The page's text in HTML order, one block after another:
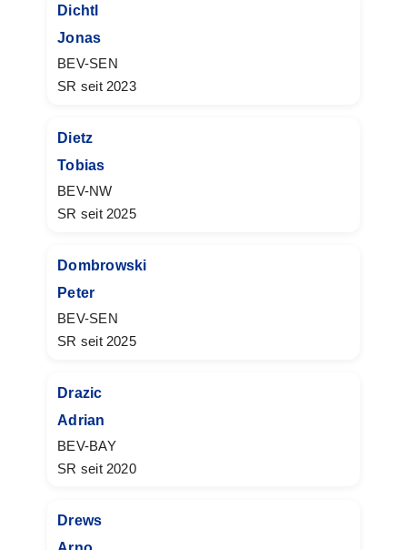
Dichtl
Jonas
BEV-SEN
SR seit 2023
Dietz
Tobias
BEV-NW
SR seit 2025
Dombrowski
Peter
BEV-SEN
SR seit 2025
Drazic
Adrian
BEV-BAY
SR seit 2020
Drews